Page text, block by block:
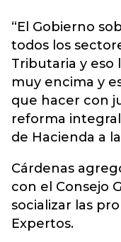
“El Gobierno
todos los
Tributaria y eso
muy encima y
que hacer con
reforma
de Hacienda a
Cárdenas
con el Consejo
socializar las
Expertos.